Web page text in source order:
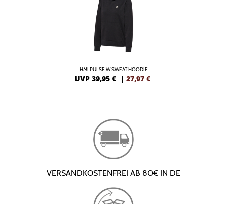
HMLPULSE W SWEAT HOODIE
UVP 39,95 € | 27,97 €
VERSANDKOSTENFREI AB 80€ IN DE